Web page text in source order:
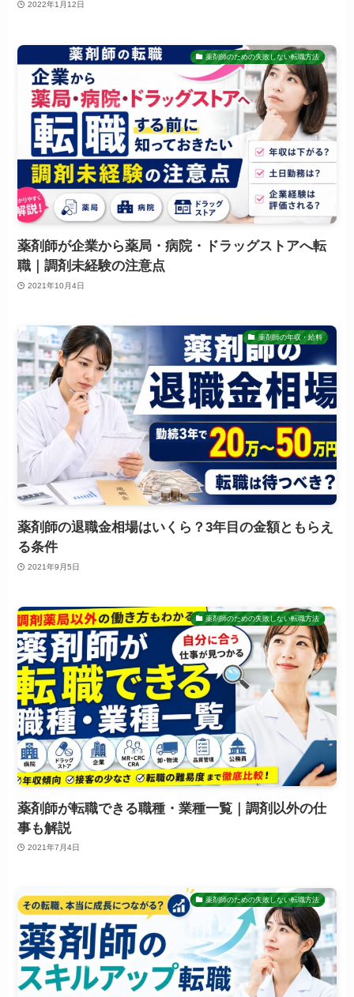
2022年1月12日
薬剤師のための失敗しない転職方法
薬剤師が企業から薬局・病院・ドラッグストアへ転
職｜調剤未経験の注意点
2021年10月4日
薬剤師の年収・給料
薬剤師の退職金相場はいくら？3年目の金額ともらえ
る条件
2021年9月5日
薬剤師のための失敗しない転職方法
薬剤師が転職できる職種・業種一覧｜調剤以外の仕
事も解説
2021年7月4日
薬剤師のための失敗しない転職方法